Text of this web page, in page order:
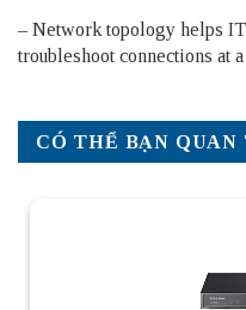
– Network topology helps
troubleshoot connections at
CÓ THỂ BẠN QUAN